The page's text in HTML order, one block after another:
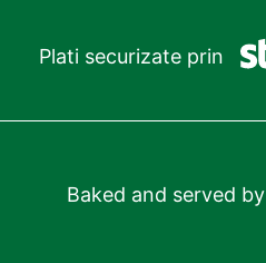
Plati securizate prin
Baked and served by